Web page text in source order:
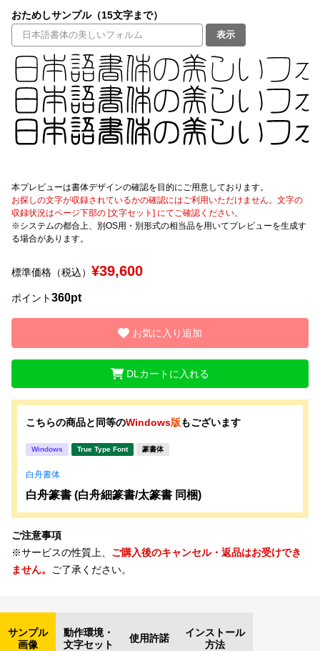
〜
リセット 検索
おためしサンプル（15文字まで）
表示
本プレビューは書体デザインの確認を目的にご用意しております。
お探しの文字が収録されているかの確認にはご利用いただけません。文字の
収録状況はページ下部の [文字セット] にてご確認ください。
※システムの都合上、別OS用・別形式の相当品を用いてプレビューを生成す
る場合があります。
標準価格（税込） ¥39,600
ポイント360pt
お気に入り追加
DLカートに入れる
こちらの商品と同等のWindows版もございます
Windows True Type Font 篆書体
白舟書体
白舟篆書 (白舟細篆書/太篆書 同梱)
ご注意事項
※サービスの性質上、 ご購入後のキャンセル・返品はお受けでき
ません。
ご了承ください。
サンプル
画像
動作環境・
文字セット
使用許諾
インストール
方法